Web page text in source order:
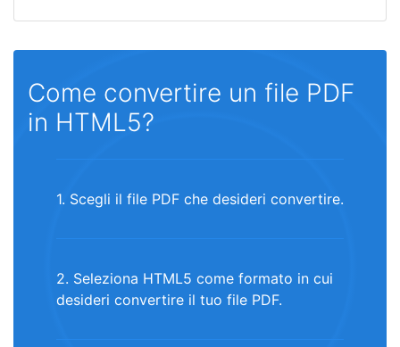
Come convertire un file PDF
in HTML5?
1. Scegli il file PDF che desideri convertire.
2. Seleziona HTML5 come formato in cui
desideri convertire il tuo file PDF.